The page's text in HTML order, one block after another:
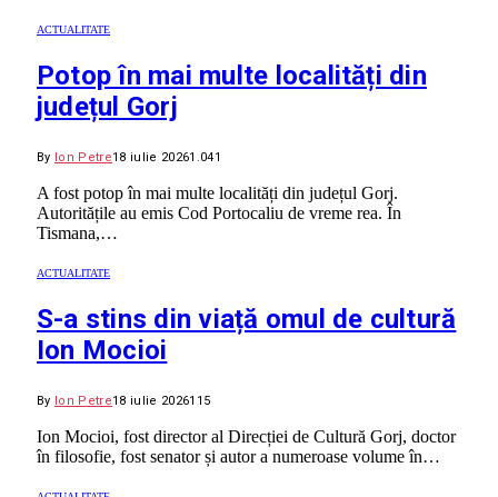
ACTUALITATE
Potop în mai multe localități din
județul Gorj
By Ion Petre18 iulie 20261.041
A fost potop în mai multe localități din județul Gorj.
Autoritățile au emis Cod Portocaliu de vreme rea. În
Tismana,…
ACTUALITATE
S-a stins din viață omul de cultură
Ion Mocioi
By Ion Petre18 iulie 2026115
Ion Mocioi, fost director al Direcției de Cultură Gorj, doctor
în filosofie, fost senator și autor a numeroase volume în…